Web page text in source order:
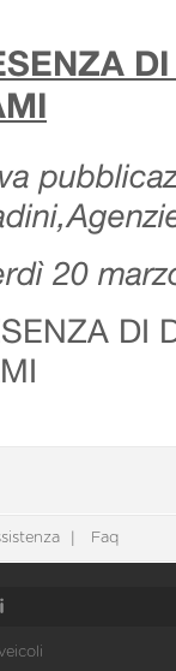
20
DI
Faq